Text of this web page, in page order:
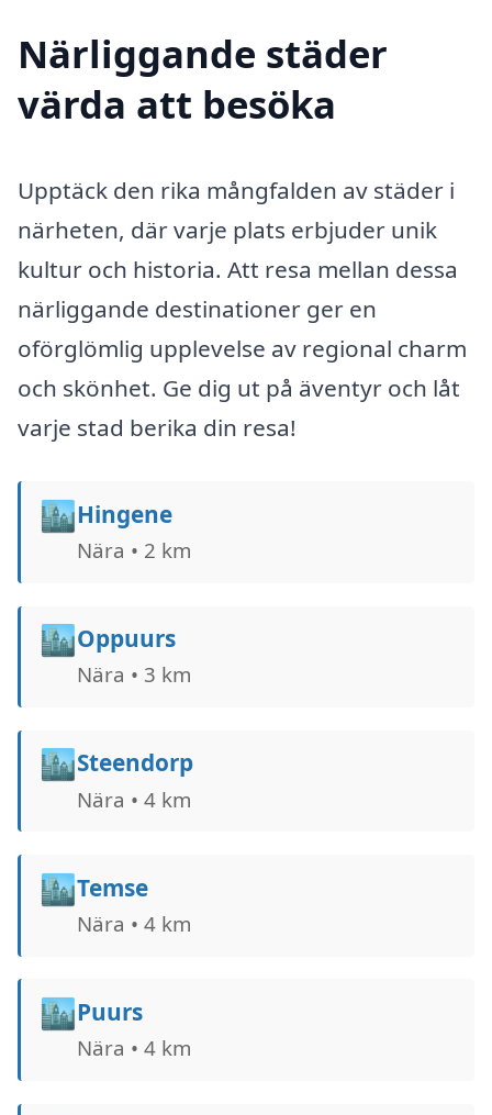
Närliggande städer
värda att besöka
Upptäck den rika mångfalden av städer i
närheten, där varje plats erbjuder unik
kultur och historia. Att resa mellan dessa
närliggande destinationer ger en
oförglömlig upplevelse av regional charm
och skönhet. Ge dig ut på äventyr och låt
varje stad berika din resa!
🏙️Hingene
Nära • 2 km
🏙️Oppuurs
Nära • 3 km
🏙️Steendorp
Nära • 4 km
🏙️Temse
Nära • 4 km
🏙️Puurs
Nära • 4 km